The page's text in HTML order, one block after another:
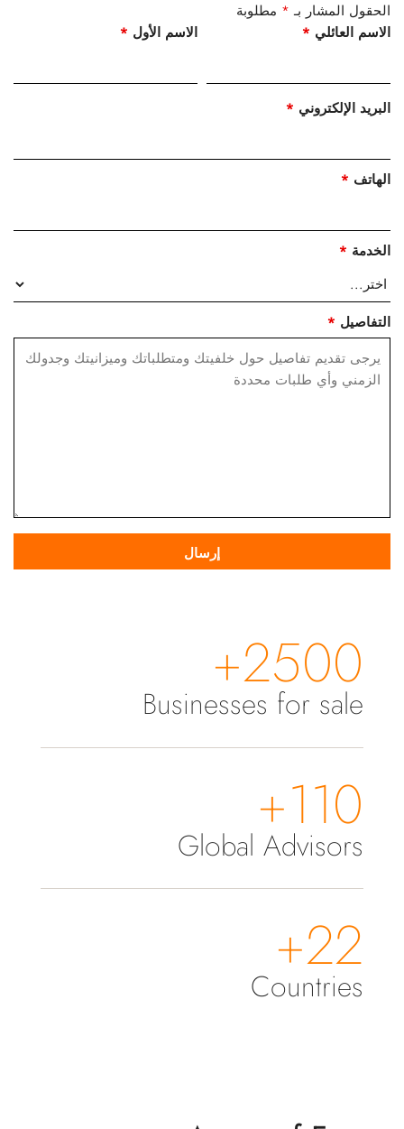
الحقول المشار بـ * مطلوبة
الاسم الأول * الاسم العائلي *
البريد الإلكتروني *
الهاتف *
الخدمة *
التفاصيل *
2500+
Businesses for sale
110+
Global Advisors
22+
Countries